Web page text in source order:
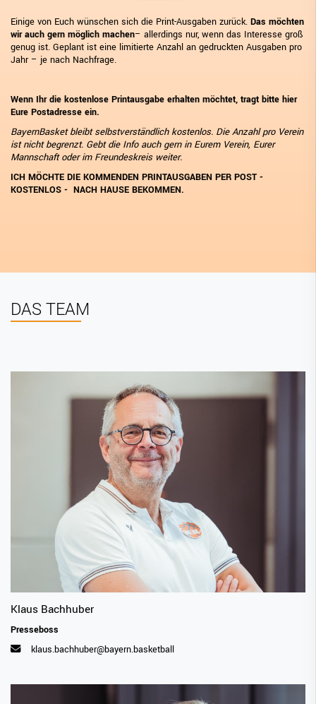
Einige von Euch wünschen sich die Print-Ausgaben zurück. Das möchten
wir auch gern möglich machen– allerdings nur, wenn das Interesse groß
genug ist. Geplant ist eine limitierte Anzahl an gedruckten Ausgaben pro
Jahr – je nach Nachfrage.
Wenn Ihr die kostenlose Printausgabe erhalten möchtet, tragt bitte hier
Eure Postadresse ein.
BayernBasket bleibt selbstverständlich kostenlos. Die Anzahl pro Verein
ist nicht begrenzt. Gebt die Info auch gern in Eurem Verein, Eurer
Mannschaft oder im Freundeskreis weiter.
ICH MÖCHTE DIE KOMMENDEN PRINTAUSGABEN PER POST -
KOSTENLOS - NACH HAUSE BEKOMMEN.
DAS TEAM
Klaus Bachhuber
Presseboss
klaus.bachhuber@bayern.basketball